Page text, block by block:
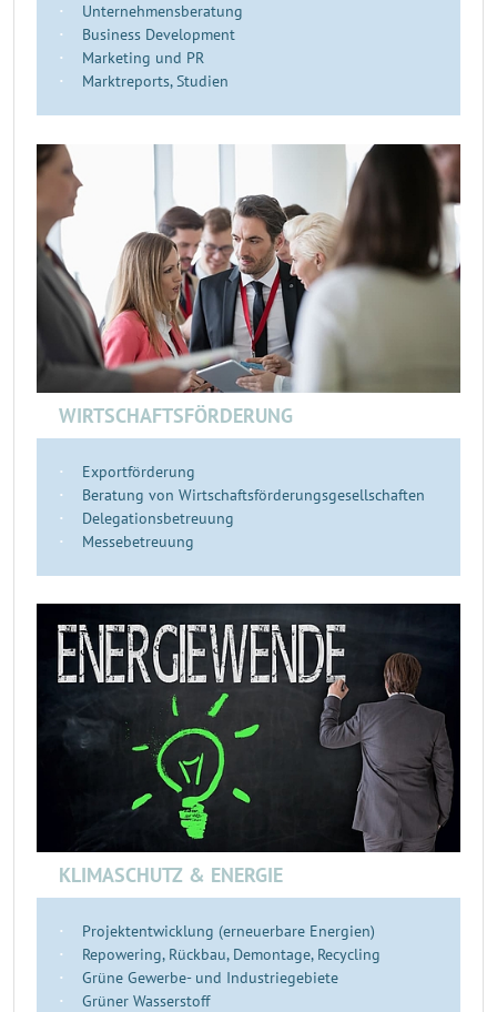
Unternehmensberatung
Business Development
Marketing und PR
Marktreports, Studien
WIRTSCHAFTSFÖRDERUNG
Exportförderung
Beratung von Wirtschaftsförderungsgesellschaften
Delegationsbetreuung
Messebetreuung
KLIMASCHUTZ & ENERGIE
Projektentwicklung (erneuerbare Energien)
Repowering, Rückbau, Demontage, Recycling
Grüne Gewerbe- und Industriegebiete
Grüner Wasserstoff